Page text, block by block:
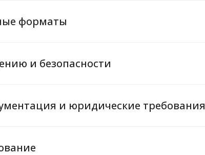
форматы
и безопасности
и юридические требования